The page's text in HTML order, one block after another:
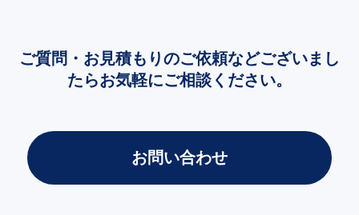
ご質問・お見積もりのご依頼などございまし
たらお気軽にご相談ください。
お問い合わせ